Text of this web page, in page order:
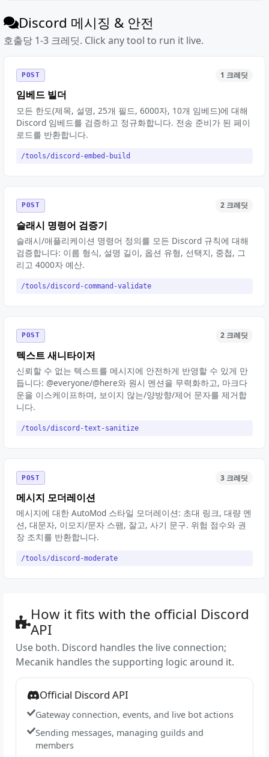
Discord 메시징 & 안전
호출당 1-3 크레딧. Click any tool to run it live.
POST 1 크레딧
임베드 빌더
모든 한도(제목, 설명, 25개 필드, 6000자, 10개 임베드)에 대해
Discord 임베드를 검증하고 정규화합니다. 전송 준비가 된 페이
로드를 반환합니다.
/tools/discord-embed-build
POST 2 크레딧
슬래시 명령어 검증기
슬래시/애플리케이션 명령어 정의를 모든 Discord 규칙에 대해
검증합니다: 이름 형식, 설명 길이, 옵션 유형, 선택지, 중첩, 그
리고 4000자 예산.
/tools/discord-command-validate
POST 2 크레딧
텍스트 새니타이저
신뢰할 수 없는 텍스트를 메시지에 안전하게 반영할 수 있게 만
듭니다: @everyone/@here와 원시 멘션을 무력화하고, 마크다
운을 이스케이프하며, 보이지 않는/양방향/제어 문자를 제거합
니다.
/tools/discord-text-sanitize
POST 3 크레딧
메시지 모더레이션
메시지에 대한 AutoMod 스타일 모더레이션: 초대 링크, 대량 멘
션, 대문자, 이모지/문자 스팸, 잘고, 사기 문구. 위험 점수와 권
장 조치를 반환합니다.
/tools/discord-moderate
How it fits with the official Discord
API
Use both. Discord handles the live connection;
Mecanik handles the supporting logic around it.
Official Discord API
Gateway connection, events, and live bot actions
Sending messages, managing guilds and
members